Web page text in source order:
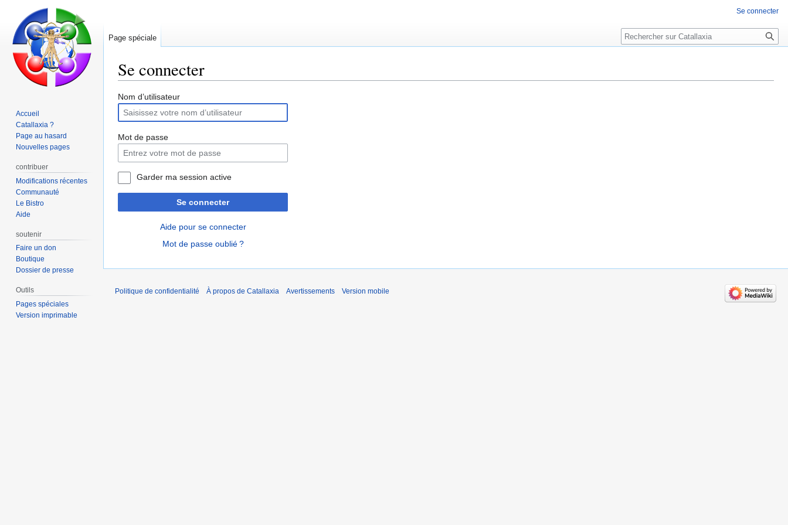
Se connecter
Aller
la
navigation
Aller
la
recherche
Nom d’utilisateur
Mot de passe
Garder ma session active
Se connecter
Aide pour se connecter
Mot de passe oublié ?
Se connecter
Page spéciale Rechercher
Accueil
Catallaxia ?
Page au hasard
Nouvelles pages
contribuer
Modifications récentes
Communauté
Le Bistro
Aide
soutenir
Faire un don
Boutique
Dossier de presse
Outils
Pages spéciales
Version imprimable
Politique de confidentialité À propos de Catallaxia Avertissements Version mobile